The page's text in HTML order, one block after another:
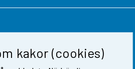
kakor (cookies)